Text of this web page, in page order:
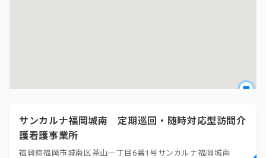
サンカルナ福岡城南 定期巡回・随時対応型訪問介
護看護事業所
福岡県福岡市城南区茶山一丁目6番1号サンカルナ福岡城南